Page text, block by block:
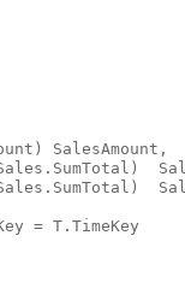
SalesAmount,
= T.TimeKey